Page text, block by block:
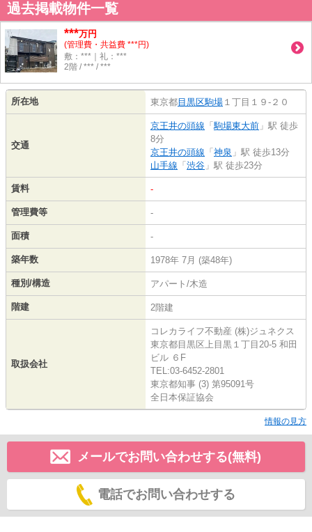
過去掲載物件一覧
***万円
(管理費・共益費 ***円)
敷：***｜礼：***
2階 / *** / ***
所在地 東京都目黒区駒場 １丁目１９-２０
交通
京王井の頭線 「駒場東大前 」駅 徒歩
8分
京王井の頭線 「 神泉 」駅 徒歩13分
山手線 「 渋谷 」駅 徒歩23分
賃料 -
管理費等 -
面積 -
築年数 1978年 7月 (築48年)
種別/構造 アパート/木造
階建 2階建
取扱会社
コレカライフ不動産 (株)ジュネクス
東京都目黒区上目黒１丁目20-5 和田
ビル ６F
TEL:03-6452-2801
東京都知事 (3) 第95091号
全日本保証協会
情報の見方
メールでお問い合わせする(無料)
電話でお問い合わせする